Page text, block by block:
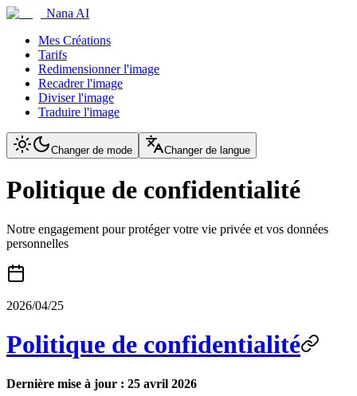
Nana AI
Mes Créations
Tarifs
Redimensionner l'image
Recadrer l'image
Diviser l'image
Traduire l'image
Changer de mode Changer de langue
Politique de confidentialité
Notre engagement pour protéger votre vie privée et vos données
personnelles
2026/04/25
Politique de confidentialité
Dernière mise à jour : 25 avril 2026